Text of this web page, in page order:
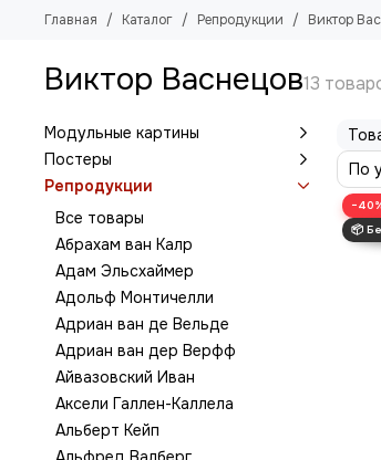
Главная Каталог Репродукции Виктор
Виктор Васнецов
Модульные картины
Постеры
Репродукции
Все товары
Абрахам ван Калр
Адам Эльсхаймер
Адольф Монтичелли
Адриан ван де Вельде
Адриан ван дер Верфф
Айвазовский Иван
Аксели Галлен-Каллела
Альберт Кейп